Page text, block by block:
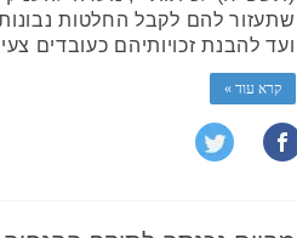
שתעזור להם לקבל החלטות
ועד להבנת זכויותיהם כעובדים
קרא עוד »